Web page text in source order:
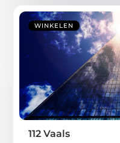
WINKELEN
112 Vaals